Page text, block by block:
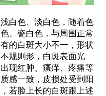
色、淡白色，随着色
、瓷白色，与周围正常
的白斑大小不一，形状
规则形，白斑表面光
现红肿、瘙痒、疼痛等
感一致，皮损处受到阳
若脸上长的白斑跟上述